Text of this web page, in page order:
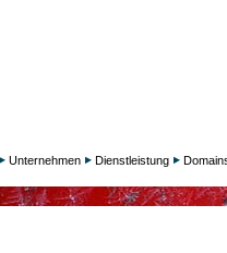
Unternehmen Dienstleistung